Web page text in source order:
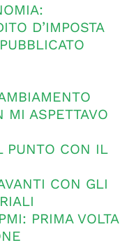
D’IMPOSTA
MI ASPETTAVO
PUNTO CON IL
CON GLI
PRIMA VOLTA